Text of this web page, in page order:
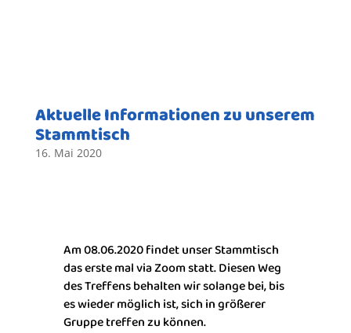
Aktuelle Informationen zu unserem
Stammtisch
16. Mai 2020
Am 08.06.2020 findet unser Stammtisch
das erste mal via Zoom statt. Diesen Weg
des Treffens behalten wir solange bei, bis
es wieder möglich ist, sich in größerer
Gruppe treffen zu können.